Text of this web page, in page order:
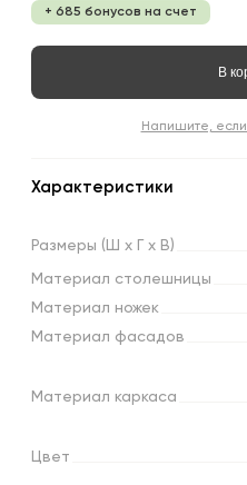
+ 685 бонусов на счет
В
Напишите,
Характеристики
Размеры (Ш х х В)
Материал столешницы
Материал ножек
Материал фасадов
Материал каркаса
Цвет